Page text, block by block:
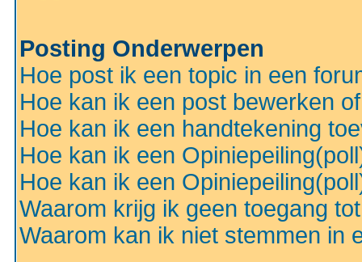
Posting Onderwerpen
Hoe post ik een topic in een
Hoe kan ik een post bewerken
Hoe kan ik een handtekening
Hoe kan ik een
Hoe kan ik een
Waarom krijg ik geen toegang
Waarom kan ik niet stemmen in